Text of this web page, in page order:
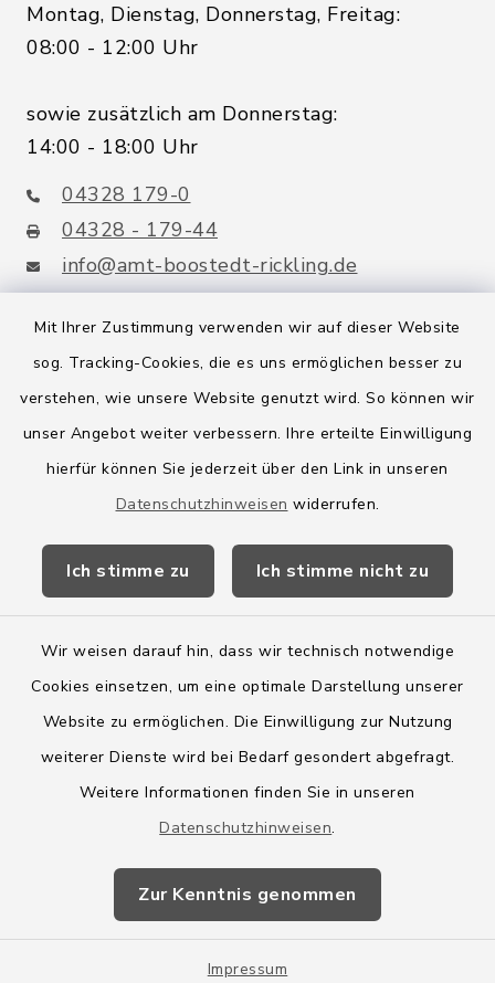
Mit Ihrer Zustimmung verwenden wir auf dieser Website
sog. Tracking-Cookies, die es uns ermöglichen besser zu
verstehen, wie unsere Website genutzt wird. So können wir
unser Angebot weiter verbessern. Ihre erteilte Einwilligung
hierfür können Sie jederzeit über den Link in unseren
Datenschutzhinweisen widerrufen.
Ich stimme zu Ich stimme nicht zu
Wir weisen darauf hin, dass wir technisch notwendige
Cookies einsetzen, um eine optimale Darstellung unserer
Website zu ermöglichen. Die Einwilligung zur Nutzung
weiterer Dienste wird bei Bedarf gesondert abgefragt.
Weitere Informationen finden Sie in unseren
Datenschutzhinweisen.
Zur Kenntnis genommen
Impressum
Montag, Dienstag, Donnerstag, Freitag:
08:00 - 12:00 Uhr
sowie zusätzlich am Donnerstag:
14:00 - 18:00 Uhr
04328 179-0
04328 - 179-44
info@amt-boostedt-rickling.de
Quicklinks
Amt Boostedt-Rickling
Amtsbroschüre
Wege-Zweckverband
Barrierefreiheit
Impressum
Sitemap